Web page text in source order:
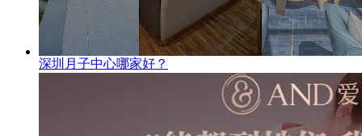
深圳月子中心哪家好？